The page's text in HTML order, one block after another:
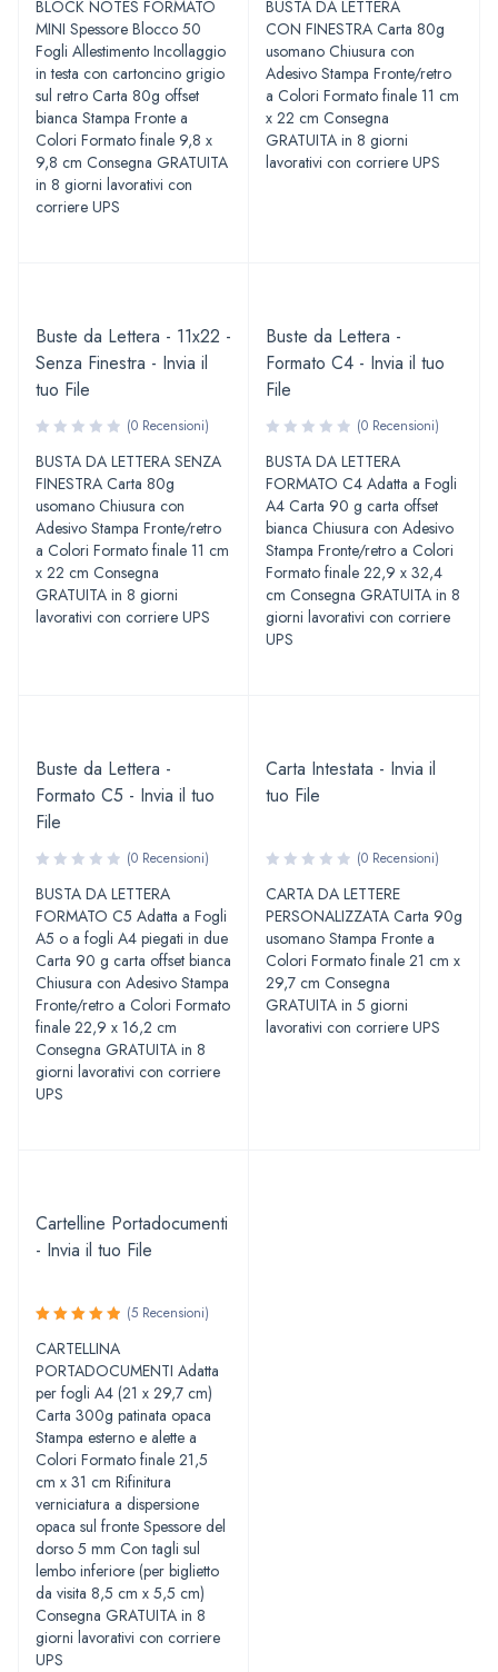
BLOCK NOTES FORMATO
MINI Spessore Blocco 50
Fogli Allestimento Incollaggio
in testa con cartoncino grigio
sul retro Carta 80g offset
bianca Stampa Fronte a
Colori Formato finale 9,8 x
9,8 cm Consegna GRATUITA
in 8 giorni lavorativi con
corriere UPS
5.00su
5
BUSTA DA LETTERA
CON FINESTRA Carta 80g
usomano Chiusura con
Adesivo Stampa Fronte/retro
a Colori Formato finale 11 cm
x 22 cm Consegna
GRATUITA in 8 giorni
lavorativi con corriere UPS
Buste da Lettera - 11x22 -
Senza Finestra - Invia il
tuo File
(0 Recensioni)
BUSTA DA LETTERA SENZA
FINESTRA Carta 80g
usomano Chiusura con
Adesivo Stampa Fronte/retro
a Colori Formato finale 11 cm
x 22 cm Consegna
GRATUITA in 8 giorni
lavorativi con corriere UPS
Buste da Lettera -
Formato C4 - Invia il tuo
File
(0 Recensioni)
BUSTA DA LETTERA
FORMATO C4 Adatta a Fogli
A4 Carta 90 g carta offset
bianca Chiusura con Adesivo
Stampa Fronte/retro a Colori
Formato finale 22,9 x 32,4
cm Consegna GRATUITA in 8
giorni lavorativi con corriere
UPS
Buste da Lettera -
Formato C5 - Invia il tuo
File
(0 Recensioni)
BUSTA DA LETTERA
FORMATO C5 Adatta a Fogli
A5 o a fogli A4 piegati in due
Carta 90 g carta offset bianca
Chiusura con Adesivo Stampa
Fronte/retro a Colori Formato
finale 22,9 x 16,2 cm
Consegna GRATUITA in 8
giorni lavorativi con corriere
UPS
Carta Intestata - Invia il
tuo File
(0 Recensioni)
CARTA DA LETTERE
PERSONALIZZATA Carta 90g
usomano Stampa Fronte a
Colori Formato finale 21 cm x
29,7 cm Consegna
GRATUITA in 5 giorni
lavorativi con corriere UPS
Cartelline Portadocumenti
- Invia il tuo File
Valutato
5.00su
5
(5 Recensioni)
CARTELLINA
PORTADOCUMENTI Adatta
per fogli A4 (21 x 29,7 cm)
Carta 300g patinata opaca
Stampa esterno e alette a
Colori Formato finale 21,5
cm x 31 cm Rifinitura
verniciatura a dispersione
opaca sul fronte Spessore del
dorso 5 mm Con tagli sul
lembo inferiore (per biglietto
da visita 8,5 cm x 5,5 cm)
Consegna GRATUITA in 8
giorni lavorativi con corriere
UPS